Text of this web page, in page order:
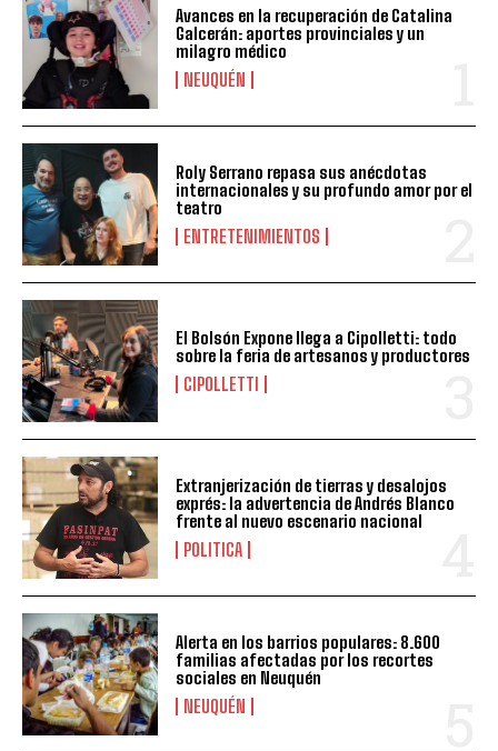
Avances en la recuperación de Catalina
Galcerán: aportes provinciales y un
milagro médico
NEUQUÉN
Roly Serrano repasa sus anécdotas
internacionales y su profundo amor por el
teatro
ENTRETENIMIENTOS
El Bolsón Expone llega a Cipolletti: todo
sobre la feria de artesanos y productores
CIPOLLETTI
Extranjerización de tierras y desalojos
exprés: la advertencia de Andrés Blanco
frente al nuevo escenario nacional
POLITICA
Alerta en los barrios populares: 8.600
familias afectadas por los recortes
sociales en Neuquén
NEUQUÉN